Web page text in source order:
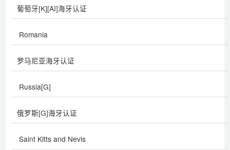
葡萄牙[K][AI]海牙认证
Romania
罗马尼亚海牙认证
Russia[G]
俄罗斯[G]海牙认证
Saint Kitts and Nevis